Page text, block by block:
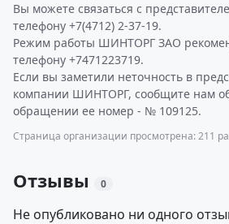
Вы можете связаться с
телефону +7(4712) 2-37-19.
Режим работы ШИНТОРГ ЗАО
телефону +7471223719.
Если вы заметили неточность в
компании ШИНТОРГ, сообщите нам
обращении ее номер - № 109125.
Страница организации просмотрена: 211
Отзывы 0
Не опубликовано ни одного